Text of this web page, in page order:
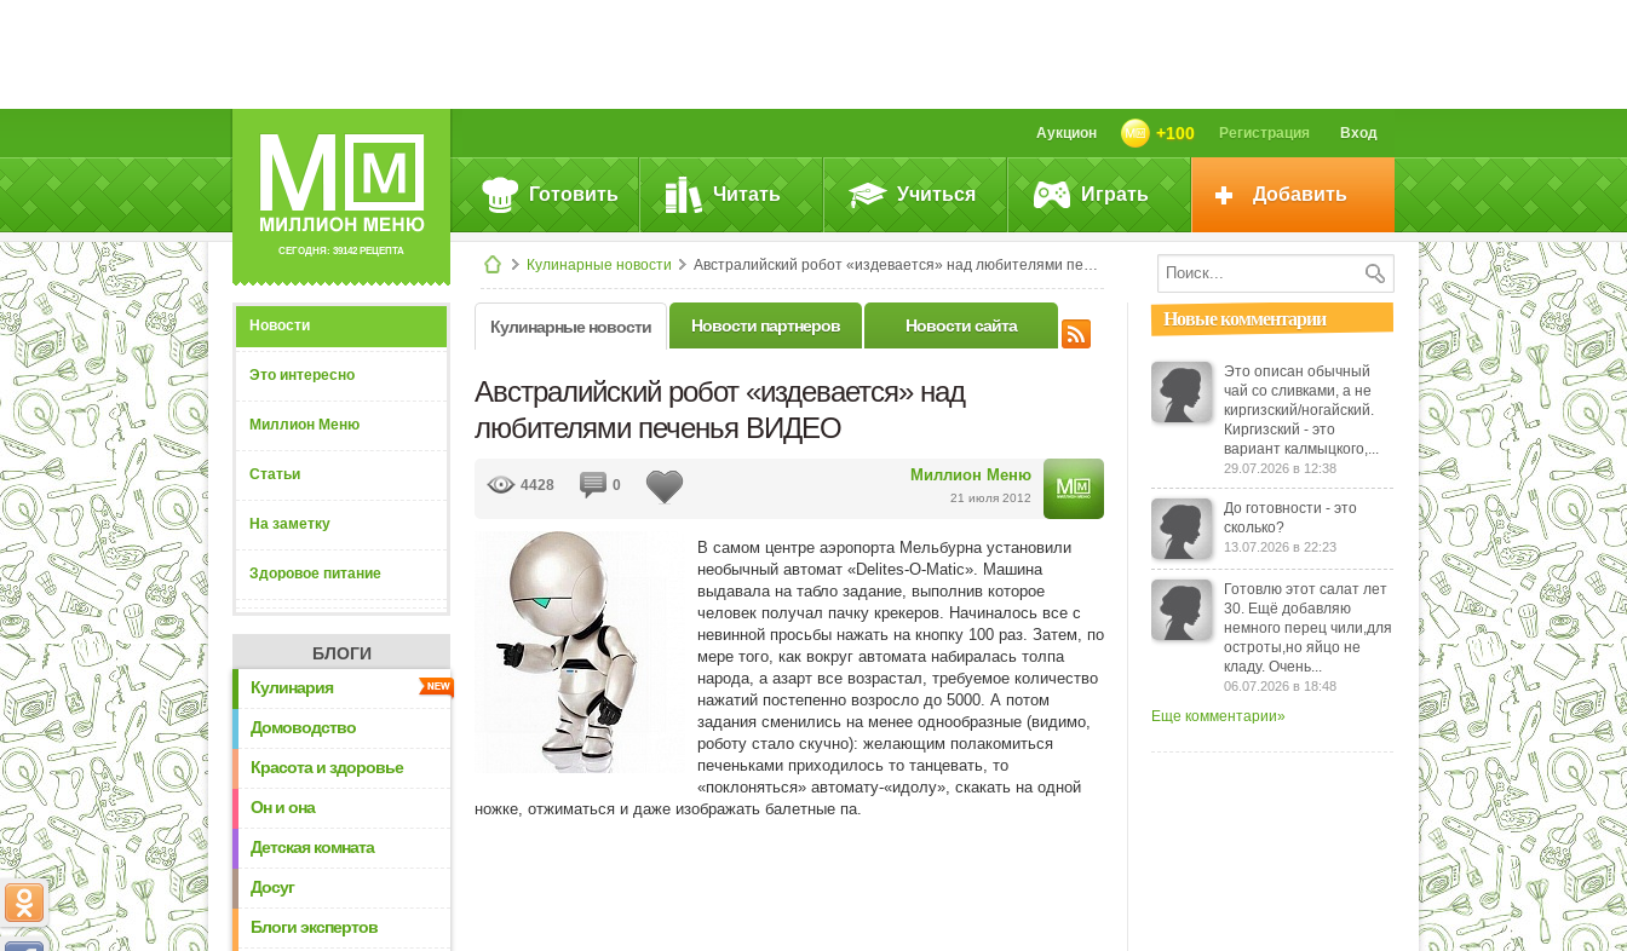
СЕГОДНЯ: 39142 РЕЦЕПТА
Вход
Регистрация
+100
Аукцион
Готовить Читать Учиться Играть Добавить
Кулинарные новости Австралийский робот «издевается» над любителями печенья ВИДЕО
Новости
Это интересно
Миллион Меню
Статьи
На заметку
Здоровое питание
БЛОГИ
Кулинария
Домоводство
Красота и здоровье
Он и она
Детская комната
Досуг
Блоги экспертов
Кулинарные новости Новости партнеров Новости сайта
Австралийский робот «издевается» над
любителями печенья ВИДЕО
Миллион Меню
21 июля 2012
4428 0
В самом центре аэропорта Мельбурна установили
необычный автомат «Delites-O-Matic». Машина
выдавала на табло задание, выполнив которое
человек получал пачку крекеров. Начиналось все с
невинной просьбы нажать на кнопку 100 раз. Затем, по
мере того, как вокруг автомата набиралась толпа
народа, а азарт все возрастал, требуемое количество
нажатий постепенно возросло до 5000. А потом
задания сменились на менее однообразные (видимо,
роботу стало скучно): желающим полакомиться
печеньками приходилось то танцевать, то
«поклоняться» автомату-«идолу», скакать на одной
ножке, отжиматься и даже изображать балетные па.
Новые комментарии
Это описан обычный
чай со сливками, а не
киргизский/ногайский.
Киргизский - это
вариант калмыцкого,...
29.07.2026 в 12:38
До готовности - это
сколько?
13.07.2026 в 22:23
Готовлю этот салат лет
30. Ещё добавляю
немного перец чили,для
остроты,но яйцо не
кладу. Очень...
06.07.2026 в 18:48
Еще комментарии»